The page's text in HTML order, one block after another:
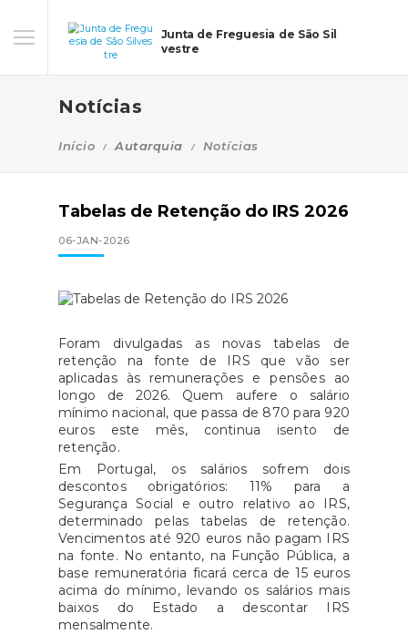
Junta de Freguesia de São Sil
vestre
Notícias
Início Autarquia Notícias
Tabelas de Retenção do IRS 2026
06-JAN-2026
Foram divulgadas as novas tabelas de
retenção na fonte de IRS que vão ser
aplicadas às remunerações e pensões ao
longo de 2026. Quem aufere o salário
mínimo nacional, que passa de 870 para 920
euros este mês, continua isento de
retenção.
Em Portugal, os salários sofrem dois
descontos obrigatórios: 11% para a
Segurança Social e outro relativo ao IRS,
determinado pelas tabelas de retenção.
Vencimentos até 920 euros não pagam IRS
na fonte. No entanto, na Função Pública, a
base remuneratória ficará cerca de 15 euros
acima do mínimo, levando os salários mais
baixos do Estado a descontar IRS
mensalmente.